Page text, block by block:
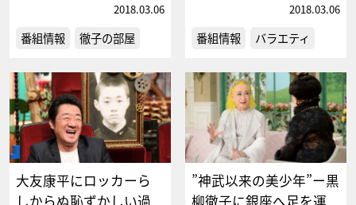
2018.03.06
番組情報 徹子の部屋
2018.03.06
番組情報 バラエティ
大友康平にロッカーら
しからぬ恥ずかしい過
”神武以来の美少年”ー黒
柳徹子に銀座へ足を運